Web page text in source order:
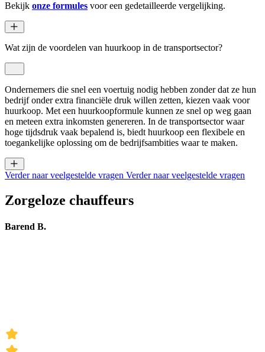
Bekijk onze formules voor een gedetailleerde vergelijking.
Wat zijn de voordelen van huurkoop in de transportsector?
Ondernemers die snel een voertuig nodig hebben zonder dat ze hun
bedrijf onder extra financiële druk willen zetten, kiezen vaak voor
huurkoop. Met een huurkoopformule kunnen ze snel op weg gaan
en meteen extra inkomsten genereren. In de transportsector waar
hoge tijdsdruk vaak bepalend is, biedt huurkoop een flexibele en
toegankelijke oplossing om de bedrijfsambities waar te maken.
Verder naar veelgestelde vragen Verder naar veelgestelde vragen
Zorgeloze chauffeurs
Barend B.